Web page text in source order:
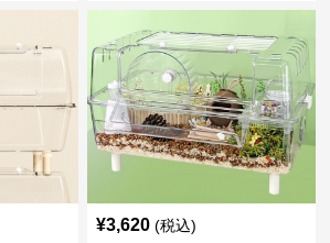
¥3,620 (税込)